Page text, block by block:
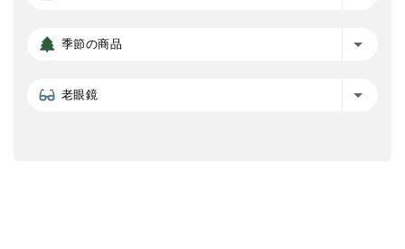
季節の商品
老眼鏡